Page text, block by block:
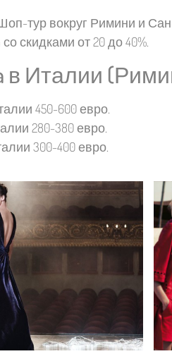
тур вокруг Римини и
скидками от 20 до 40%.
в Италии
450-600 евро.
280-380 евро.
300-400 евро.